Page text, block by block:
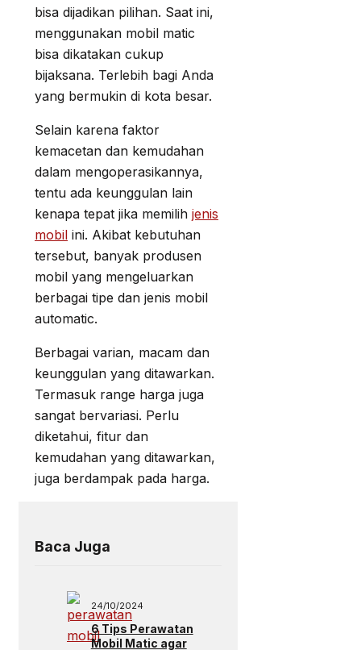
bisa dijadikan pilihan. Saat ini,
menggunakan mobil matic
bisa dikatakan cukup
bijaksana. Terlebih bagi Anda
yang bermukin di kota besar.
Selain karena faktor
kemacetan dan kemudahan
dalam mengoperasikannya,
tentu ada keunggulan lain
kenapa tepat jika memilih jenis
mobil ini. Akibat kebutuhan
tersebut, banyak produsen
mobil yang mengeluarkan
berbagai tipe dan jenis mobil
automatic.
Berbagai varian, macam dan
keunggulan yang ditawarkan.
Termasuk range harga juga
sangat bervariasi. Perlu
diketahui, fitur dan
kemudahan yang ditawarkan,
juga berdampak pada harga.
Baca Juga
24/10/2024
6 Tips Perawatan
Mobil Matic agar